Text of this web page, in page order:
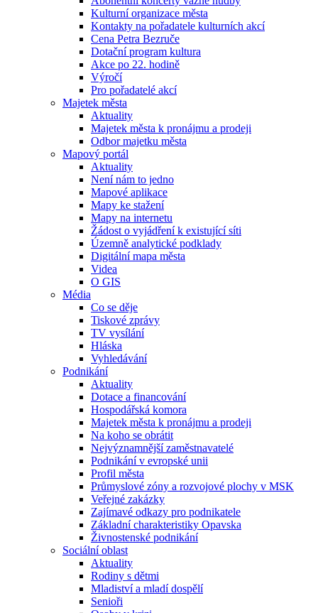
Kulturní organizace města
Kontakty na pořadatele kulturních akcí
Cena Petra Bezruče
Dotační program kultura
Akce po 22. hodině
Výročí
Pro pořadatelé akcí
Majetek města
Aktuality
Majetek města k pronájmu a prodeji
Odbor majetku města
Mapový portál
Aktuality
Není nám to jedno
Mapové aplikace
Mapy ke stažení
Mapy na internetu
Žádost o vyjádření k existující síti
Územně analytické podklady
Digitální mapa města
Videa
O GIS
Média
Co se děje
Tiskové zprávy
TV vysílání
Hláska
Vyhledávání
Podnikání
Aktuality
Dotace a financování
Hospodářská komora
Majetek města k pronájmu a prodeji
Na koho se obrátit
Nejvýznamnější zaměstnavatelé
Podnikání v evropské unii
Profil města
Průmyslové zóny a rozvojové plochy v MSK
Veřejné zakázky
Zajímavé odkazy pro podnikatele
Základní charakteristiky Opavska
Živnostenské podnikání
Sociální oblast
Aktuality
Rodiny s dětmi
Mladiství a mladí dospělí
Senioři